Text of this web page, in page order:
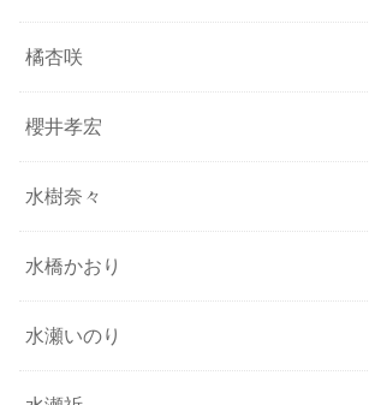
橘杏咲
櫻井孝宏
水樹奈々
水橋かおり
水瀬いのり